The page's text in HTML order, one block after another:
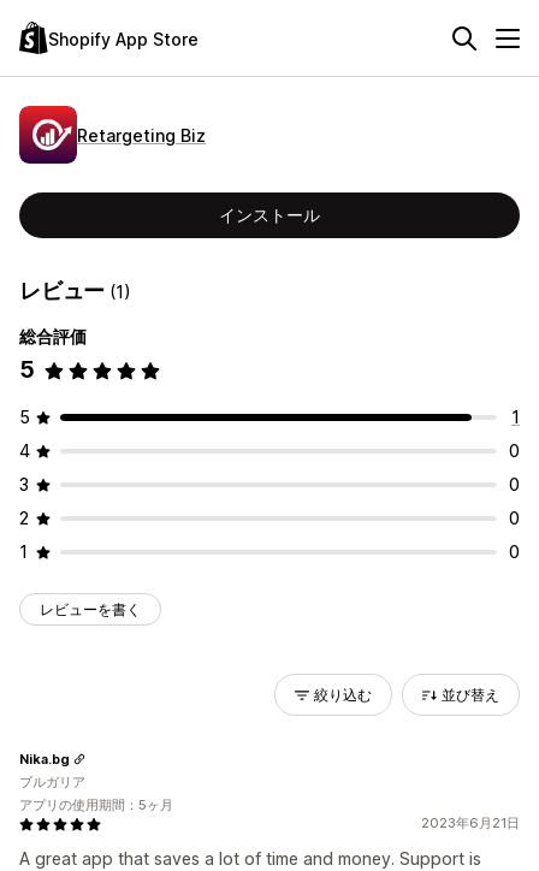
Shopify App Store
Retargeting Biz
インストール
レビュー (1)
総合評価
5
5
1
4
0
3
0
2
0
1
0
レビューを書く
絞り込む 並び替え
2023年6月21日
A great app that saves a lot of time and money. Support is
Nika.bg
ブルガリア
アプリの使用期間：5ヶ月